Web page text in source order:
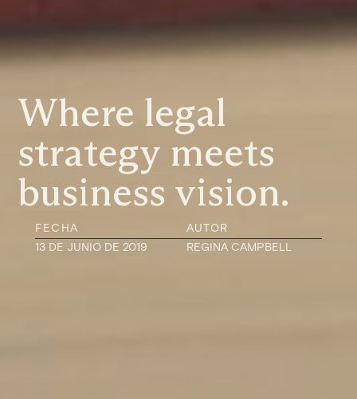
Where legal
strategy meets
business vision.
FECHA
13 DE JUNIO DE 2019
AUTOR
REGINA CAMPBELL